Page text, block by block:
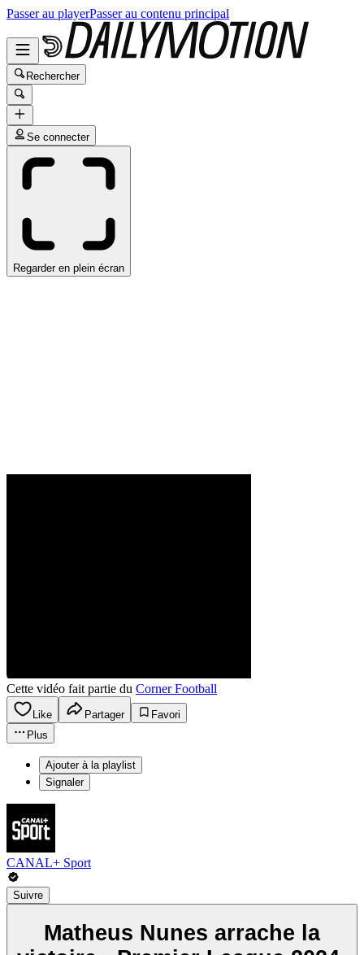
Passer au playerPasser au contenu principal
Rechercher
Se connecter
Regarder en plein écran
Cette vidéo fait partie du Corner Football
Like Partager
Favori
Plus
Ajouter à la playlist
Signaler
CANAL+ Sport
Suivre
Matheus Nunes arrache la